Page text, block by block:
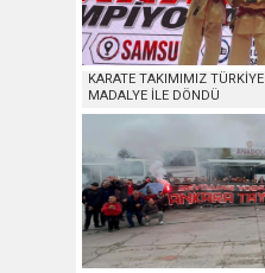
KARATE TAKIMIMIZ
MADALYE İLE DÖNDÜ